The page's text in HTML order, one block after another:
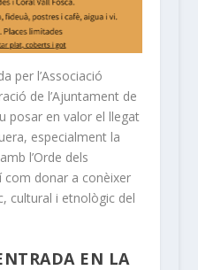
per l’Associació
de l’Ajuntament de
posar en valor el llegat
especialment la
l’Orde dels
com donar a conèixer
cultural i etnològic del
EN LA